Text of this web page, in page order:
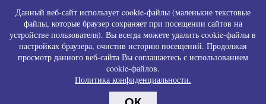
Политика конфиденциальности (политика в
отношении обработки персональных данных)
Политика использования файлов cookies
Согласие на сбор персональных данных
Согласие на распространение персональных
Данный веб-сайт использует cookie-файлы (маленькие текстовые
файлы, которые браузер сохраняет при посещении сайтов на
устройстве пользователя). Вы всегда можете удалить cookie-файлы в
настройках браузера, очистив историю посещений. Продолжая
просмотр данного веб-сайта Вы соглашаетесь с использованием
cookie-файлов.
Политика конфиденциальности.